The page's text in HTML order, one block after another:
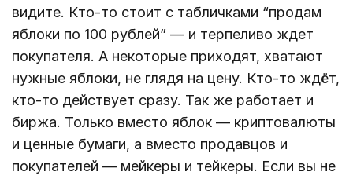
видите. Кто-то стоит с табличками “продам
яблоки по 100 рублей” — и терпеливо ждет
покупателя. А некоторые приходят, хватают
нужные яблоки, не глядя на цену. Кто-то ждёт,
кто-то действует сразу. Так же работает и
биржа. Только вместо яблок — криптовалюты
и ценные бумаги, а вместо продавцов и
покупателей — мейкеры и тейкеры. Если вы не